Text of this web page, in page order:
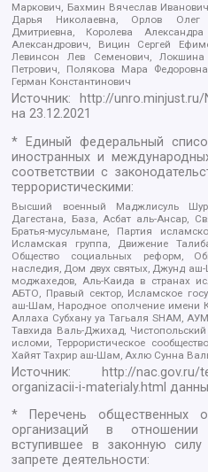
Маркович, Бахмин Вячеслав
Дарья Николаевна, Орлов Олег
Дмитриевна, Королева
Александрович, Вицин Сергей
Левинсон Лев Семенович,
Петрович, Полякова Мара
Герман Константинович
Источник: http://unro.minjust.ru/
на23.12.2021
* Единый федеральный
иностранных и
соответствии с
террористическими:
Высший военный Маджлисуль
Дагестана, База, Асбат аль-Ансар,
Братья-мусульмане, Партия
Исламская группа, Движение
Общество социальных реформ,
наследия, Дом двух святых, Джунд
моджахедов, Аль-Каида в странах
АБТО, Правый сектор, Исламское
аш-Шам, Народное ополчение имени
Аллаха Субхану уа Тагьаля SHAM,
Тавхида Валь-Джихад,
исломи, Террористическое
Хайят Тахрир аш-Шам, Ахлю Сунна
Источник:
http://nac.gov.ru/
organizacii-i-materialy.html
* Перечень общественных
организаций в
вступившее в законную
запрете деятельности: